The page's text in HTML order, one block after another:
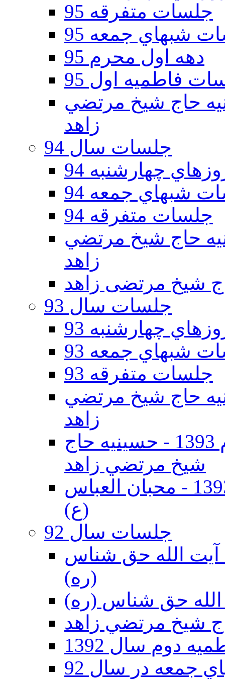
جلسات متفرقه 95
شبهاي جمعه 95
دهه اول محرم 95
فاطمیه اول 95
دوم 95 - حسينيه حاج شيخ مرتضي
زاهد
جلسات سال 94
چهارشنبه 94
شبهاي جمعه 94
جلسات متفرقه 94
دوم 94 - حسينيه حاج شيخ مرتضي
زاهد
جلسات سال 93
چهارشنبه 93
شبهاي جمعه 93
جلسات متفرقه 93
دوم 93 - حسينيه حاج شيخ مرتضي
زاهد
جلسات دهه اول محرم الحرام 1393 - حسينيه حاج
شيخ مرتضي زاهد
جلسات دهه اول محرم الحرام 1393 - محبان العباس
(ع)
جلسات سال 92
92 - حسينيه آيت الله حق شناس
(ره)
دوم سال 1392
جمعه در سال 92